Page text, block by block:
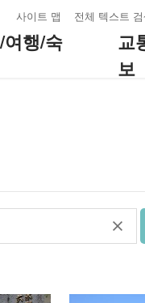
사이트 맵 전체 텍스트 검
행/숙
교
보